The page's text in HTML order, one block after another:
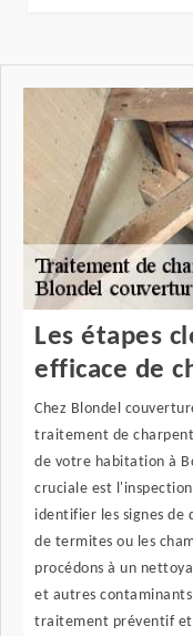
Les étapes
efficace de
Chez Blondel
traitement de
de votre habitation à
cruciale est
identifier les signes
de termites ou les
procédons à un
et autres
traitement préventif